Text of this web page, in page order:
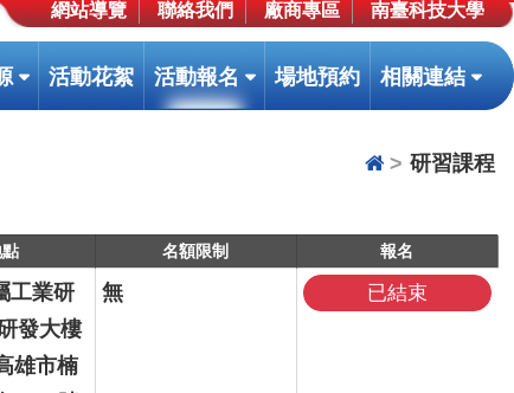
網站導覽 聯絡我們 廠商專區 南臺科技大學
(按
鍵
展
開
次
選
單)
活動花絮 活動報名 (按
鍵
場地預約 相關連結 (按
鍵
[下]
開
次
研習課程
名額限制 報名
工業研
發大樓
雄市楠
無 已結束